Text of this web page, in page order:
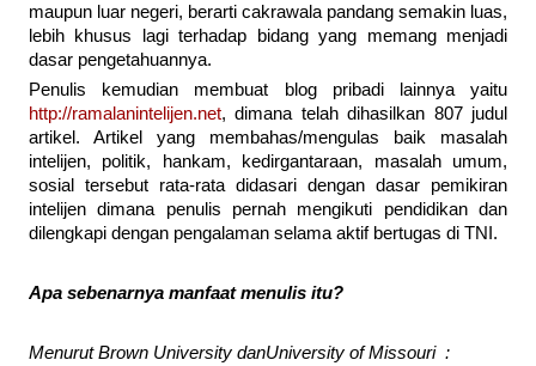
maupun luar negeri, berarti cakrawala pandang semakin luas,
lebih khusus lagi terhadap bidang yang memang menjadi
dasar pengetahuannya.
Penulis kemudian membuat blog pribadi lainnya yaitu
http://ramalanintelijen.net, dimana telah dihasilkan 807 judul
artikel. Artikel yang membahas/mengulas baik masalah
intelijen, politik, hankam, kedirgantaraan, masalah umum,
sosial tersebut rata-rata didasari dengan dasar pemikiran
intelijen dimana penulis pernah mengikuti pendidikan dan
dilengkapi dengan pengalaman selama aktif bertugas di TNI.
Apa sebenarnya manfaat menulis itu?
MenurutBrown University danUniversity of Missouri :